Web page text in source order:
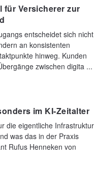
für Versicherer zur
entscheidet sich nicht
an konsistenten
hinweg. Kunden
zwischen digita ...
im KI-Zeitalter
die eigentliche Infrastruktur
was das in der Praxis
Rufus Henneken von